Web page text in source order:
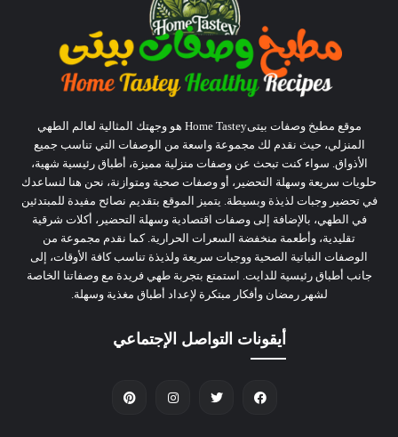
موقع مطبخ وصفات بيتىHome Tastey هو وجهتك المثالية لعالم الطهي
المنزلي، حيث نقدم لك مجموعة واسعة من الوصفات التي تناسب جميع
الأذواق. سواء كنت تبحث عن وصفات منزلية مميزة، أطباق رئيسية شهية،
حلويات سريعة وسهلة التحضير، أو وصفات صحية ومتوازنة، نحن هنا لنساعدك
في تحضير وجبات لذيذة وبسيطة. يتميز الموقع بتقديم نصائح مفيدة للمبتدئين
في الطهي، بالإضافة إلى وصفات اقتصادية وسهلة التحضير، أكلات شرقية
تقليدية، وأطعمة منخفضة السعرات الحرارية. كما نقدم مجموعة من
الوصفات النباتية الصحية ووجبات سريعة ولذيذة تناسب كافة الأوقات، إلى
جانب أطباق رئيسية للدايت. استمتع بتجربة طهي فريدة مع وصفاتنا الخاصة
لشهر رمضان وأفكار مبتكرة لإعداد أطباق مغذية وسهلة.
أيقونات التواصل الإجتماعي